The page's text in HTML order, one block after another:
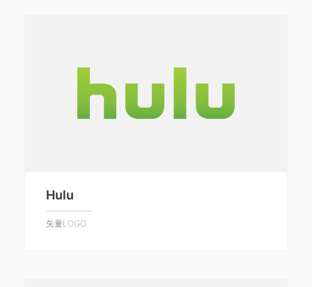
Hulu
矢量LOGO